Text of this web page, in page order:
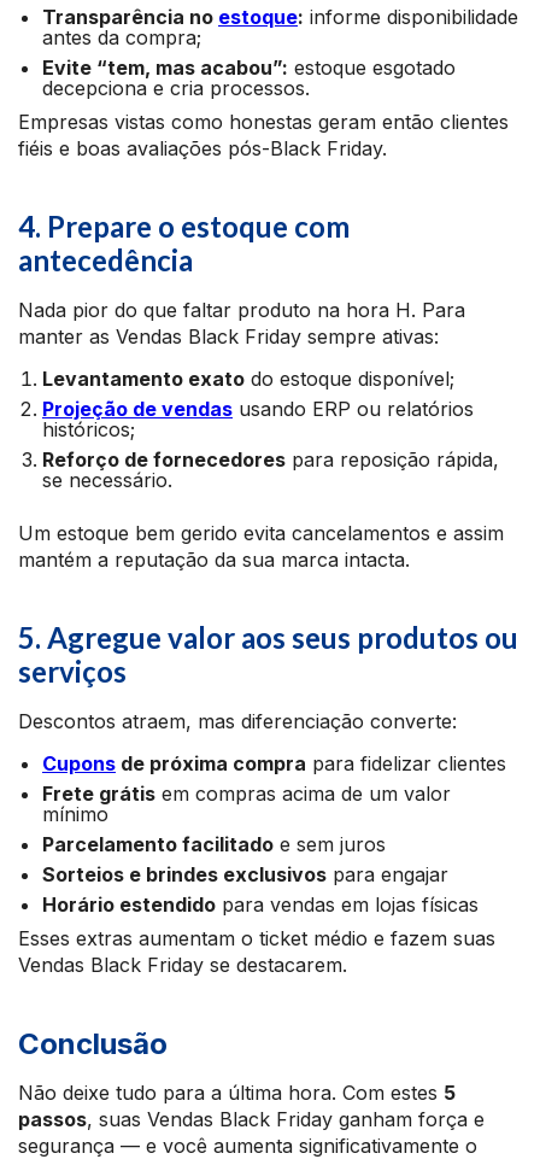
Transparência no estoque: informe disponibilidade
antes da compra;
Evite “tem, mas acabou”: estoque esgotado
decepciona e cria processos.
Empresas vistas como honestas geram então clientes
fiéis e boas avaliações pós-Black Friday.
4. Prepare o estoque com
antecedência
Nada pior do que faltar produto na hora H. Para
manter as Vendas Black Friday sempre ativas:
Levantamento exato do estoque disponível;
Projeção de vendas usando ERP ou relatórios
históricos;
Reforço de fornecedores para reposição rápida,
se necessário.
Um estoque bem gerido evita cancelamentos e assim
mantém a reputação da sua marca intacta.
5. Agregue valor aos seus produtos ou
serviços
Descontos atraem, mas diferenciação converte:
Cupons de próxima compra para fidelizar clientes
Frete grátis em compras acima de um valor
mínimo
Parcelamento facilitado e sem juros
Sorteios e brindes exclusivos para engajar
Horário estendido para vendas em lojas físicas
Esses extras aumentam o ticket médio e fazem suas
Vendas Black Friday se destacarem.
Conclusão
Não deixe tudo para a última hora. Com estes 5
passos, suas Vendas Black Friday ganham força e
segurança — e você aumenta significativamente o